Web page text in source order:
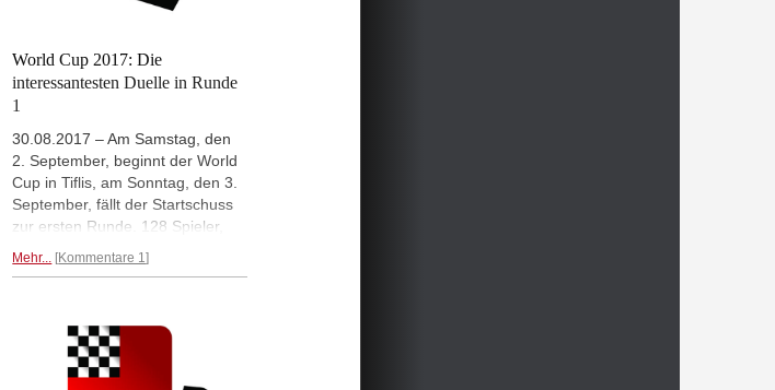
World Cup 2017: Die
interessantesten Duelle in Runde
1
30.08.2017 – Am Samstag, den
2. September, beginnt der World
Cup in Tiflis, am Sonntag, den 3.
September, fällt der Startschuss
zur ersten Runde. 128 Spieler,
Carlsen und fast die gesamte
Finalisten qualifizieren sich für
das Kandidatenturnier 2018 und
schon die erste Runde bringt jede
Mehr... Kommentare 1